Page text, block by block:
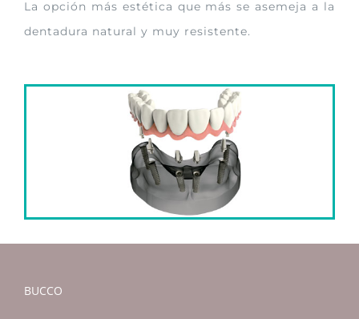
La opción más estética que más se asemeja a la
dentadura natural y muy resistente.
BUCCO